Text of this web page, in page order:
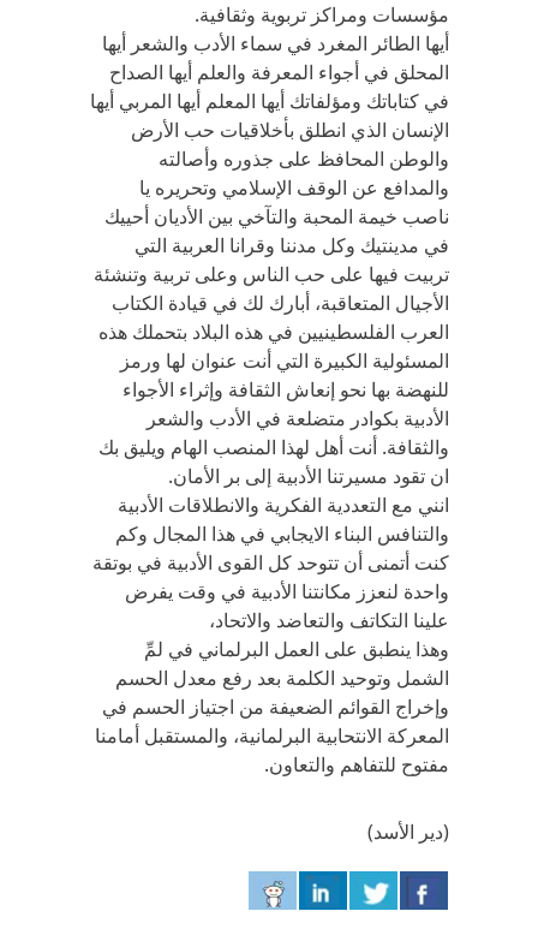
مؤسسات ومراكز تربوية وثقافية.
أيها الطائر المغرد في سماء الأدب والشعر أيها
المحلق في أجواء المعرفة والعلم أيها الصداح
في كتاباتك ومؤلفاتك أيها المعلم أيها المربي أيها
الإنسان الذي انطلق بأخلاقيات حب الأرض
والوطن المحافظ على جذوره وأصالته
والمدافع عن الوقف الإسلامي وتحريره يا
ناصب خيمة المحبة والتآخي بين الأديان أحييك
في مدينتيك وكل مدننا وقرانا العربية التي
تربيت فيها على حب الناس وعلى تربية وتنشئة
الأجيال المتعاقبة، أبارك لك في قيادة الكتاب
العرب الفلسطينيين في هذه البلاد بتحملك هذه
المسئولية الكبيرة التي أنت عنوان لها ورمز
للنهضة بها نحو إنعاش الثقافة وإثراء الأجواء
الأدبية بكوادر متضلعة في الأدب والشعر
والثقافة. أنت أهل لهذا المنصب الهام ويليق بك
ان تقود مسيرتنا الأدبية إلى بر الأمان.
انني مع التعددية الفكرية والانطلاقات الأدبية
والتنافس البناء الايجابي في هذا المجال وكم
كنت أتمنى أن تتوحد كل القوى الأدبية في بوتقة
واحدة لنعزز مكانتنا الأدبية في وقت يفرض
علينا التكاتف والتعاضد والاتحاد،
وهذا ينطبق على العمل البرلماني في لمِّ
الشمل وتوحيد الكلمة بعد رفع معدل الحسم
وإخراج القوائم الضعيفة من اجتياز الحسم في
المعركة الانتحابية البرلمانية، والمستقبل أمامنا
مفتوح للتفاهم والتعاون.
(دير الأسد)